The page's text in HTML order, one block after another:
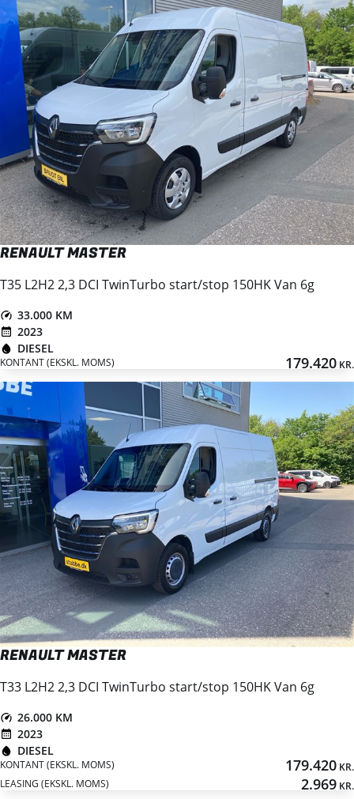
RENAULT MASTER
T35 L2H2 2,3 DCI TwinTurbo start/stop 150HK Van 6g
33.000 KM
2023
DIESEL
KONTANT (EKSKL. MOMS) 179.420 KR.
RENAULT MASTER
T33 L2H2 2,3 DCI TwinTurbo start/stop 150HK Van 6g
26.000 KM
2023
DIESEL
KONTANT (EKSKL. MOMS) 179.420 KR.
LEASING (EKSKL. MOMS)
2.969 KR.